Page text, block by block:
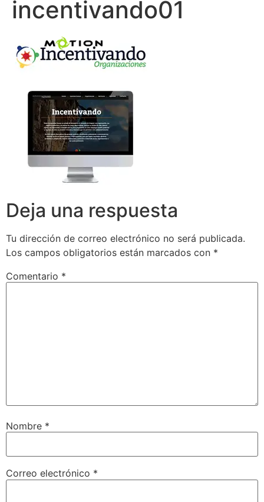
incentivando01
Deja una respuesta
Tu dirección de correo electrónico no será publicada.
Los campos obligatorios están marcados con *
Comentario *
Nombre *
Correo electrónico *